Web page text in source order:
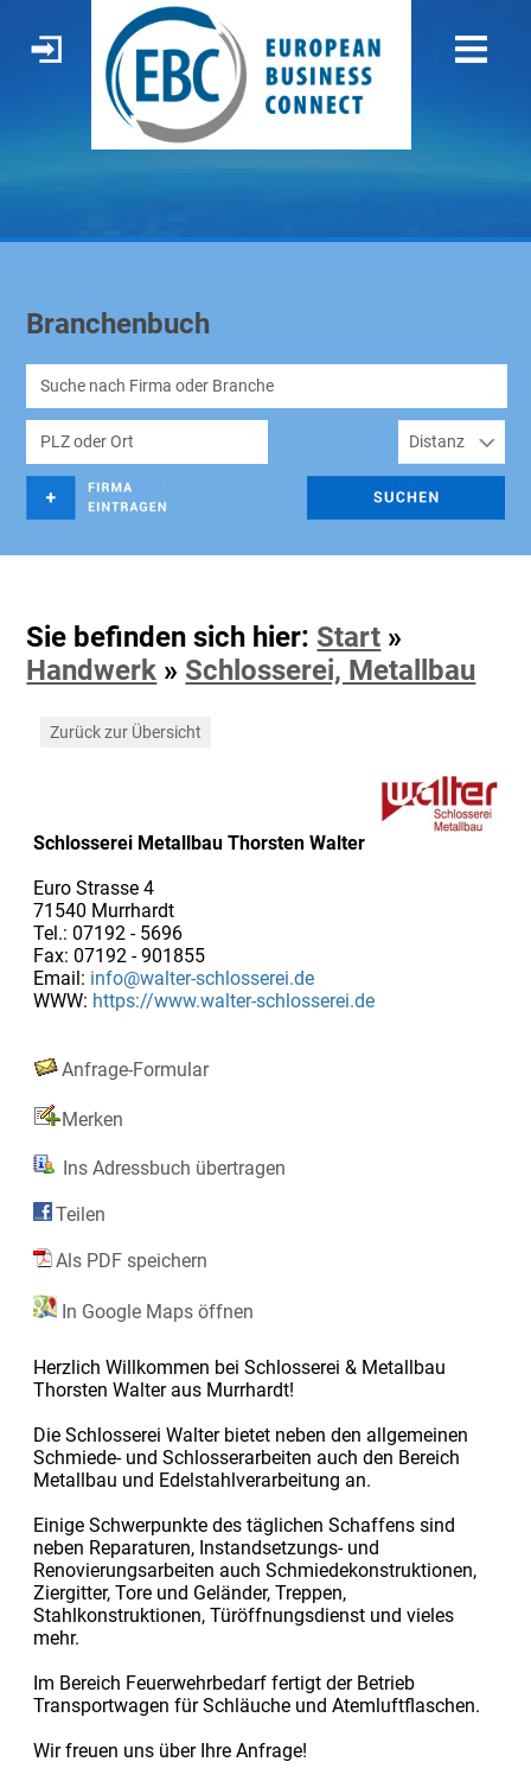
Branchenbuch
Sie befinden sich hier: Start »
Handwerk » Schlosserei, Metallbau
Zurück zur Übersicht
Schlosserei Metallbau Thorsten Walter
Euro Strasse 4
71540 Murrhardt
Tel.: 07192 - 5696
Fax: 07192 - 901855
Email: info@walter-schlosserei.de
WWW: https://www.walter-schlosserei.de
Anfrage-Formular
Merken
Ins Adressbuch übertragen
Teilen
Als PDF speichern
In Google Maps öffnen
Herzlich Willkommen bei Schlosserei & Metallbau
Thorsten Walter aus Murrhardt!
Die Schlosserei Walter bietet neben den allgemeinen
Schmiede- und Schlosserarbeiten auch den Bereich
Metallbau und Edelstahlverarbeitung an.
Einige Schwerpunkte des täglichen Schaffens sind
neben Reparaturen, Instandsetzungs- und
Renovierungsarbeiten auch Schmiedekonstruktionen,
Ziergitter, Tore und Geländer, Treppen,
Stahlkonstruktionen, Türöffnungsdienst und vieles
mehr.
Im Bereich Feuerwehrbedarf fertigt der Betrieb
Transportwagen für Schläuche und Atemluftflaschen.
Wir freuen uns über Ihre Anfrage!